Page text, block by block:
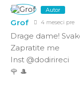
Autor
Grof 4 meseci pre
Drage dame!
Zapratite me
Inst @dodirireci
🌹 🎩